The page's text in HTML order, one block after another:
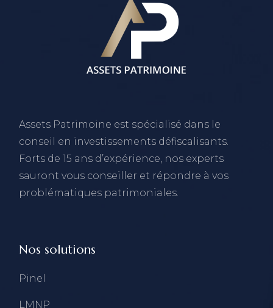
Assets Patrimoine est spécialisé dans le
conseil en investissements défiscalisants.
Forts de 15 ans d’expérience, nos experts
sauront vous conseiller et répondre à vos
problématiques patrimoniales.
Nos solutions
Pinel
LMNP